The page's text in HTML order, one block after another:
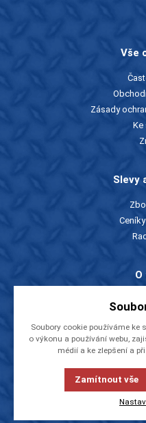
Vše
Zásady
Ke
Slevy
Tato stránka používá
©
Soubory cookie používáme
o výkonu a používání webu,
médií a ke zlepšení a
Zamítnout vše